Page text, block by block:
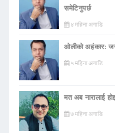
समेटिनुपर्छ
४ महिना अगाडि
ओलीको अहंकार:
५ महिना अगाडि
मत अब नारालाई
७ महिना अगाडि